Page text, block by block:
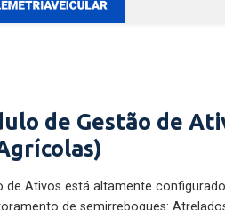
de Gestão de
de Ativos está altamente
de semirreboques: